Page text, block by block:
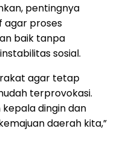
pentingnya
agar proses
baik tanpa
sosial.
agar tetap
terprovokasi.
dingin dan
daerah kita,”